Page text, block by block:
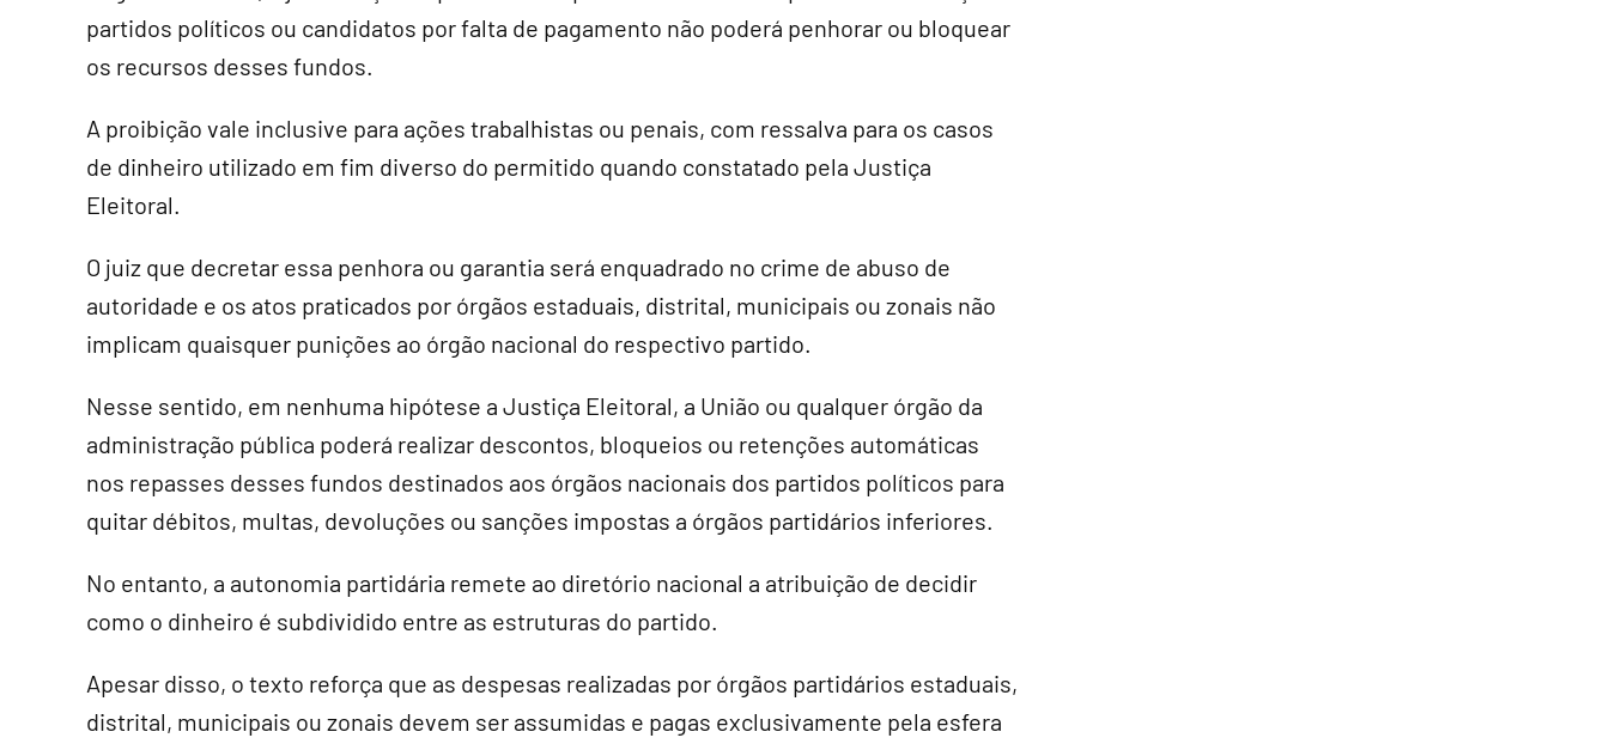
partidos políticos ou candidatos por falta de pagamento não poderá penhorar ou bloquear
os recursos desses fundos.
A proibição vale inclusive para ações trabalhistas ou penais, com ressalva para os casos
de dinheiro utilizado em fim diverso do permitido quando constatado pela Justiça
Eleitoral.
O juiz que decretar essa penhora ou garantia será enquadrado no crime de abuso de
autoridade e os atos praticados por órgãos estaduais, distrital, municipais ou zonais não
implicam quaisquer punições ao órgão nacional do respectivo partido.
Nesse sentido, em nenhuma hipótese a Justiça Eleitoral, a União ou qualquer órgão da
administração pública poderá realizar descontos, bloqueios ou retenções automáticas
nos repasses desses fundos destinados aos órgãos nacionais dos partidos políticos para
quitar débitos, multas, devoluções ou sanções impostas a órgãos partidários inferiores.
No entanto, a autonomia partidária remete ao diretório nacional a atribuição de decidir
como o dinheiro é subdividido entre as estruturas do partido.
Apesar disso, o texto reforça que as despesas realizadas por órgãos partidários estaduais,
distrital, municipais ou zonais devem ser assumidas e pagas exclusivamente pela esfera